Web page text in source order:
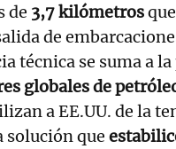
de 3,7 kilómetros
de
técnica se suma a
globales de
a EE.UU. de la
solución que